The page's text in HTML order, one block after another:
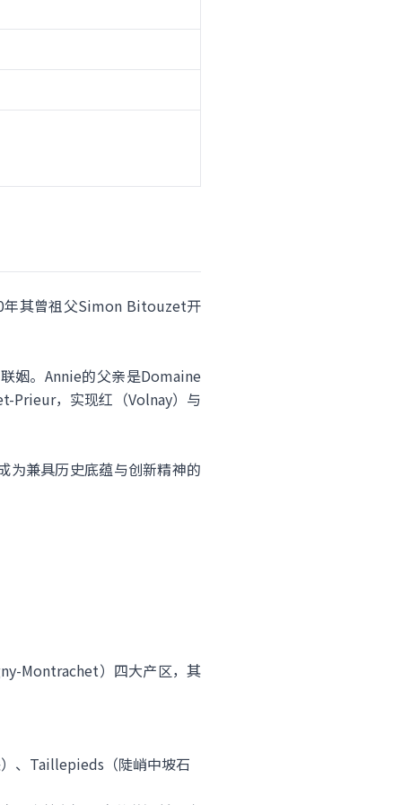
年其曾祖父Simon Bitouzet开
姻。Annie的父亲是Domaine
Prieur，实现红（Volnay）与
为兼具历史底蕴与创新精神的
Montrachet）四大产区，其
、Taillepieds（陡峭中坡石